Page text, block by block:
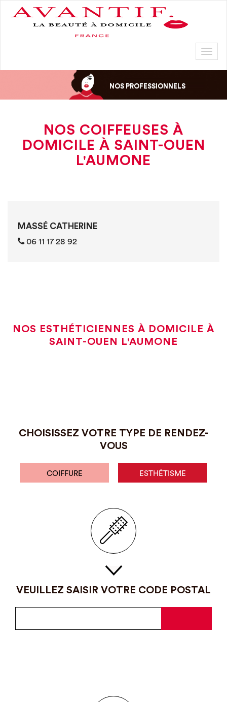
NOS PROFESSIONNELS
NOS COIFFEUSES À
DOMICILE À SAINT-OUEN
L'AUMONE
MASSÉ CATHERINE
06 11 17 28 92
NOS ESTHÉTICIENNES À DOMICILE À
SAINT-OUEN L'AUMONE
CHOISISSEZ VOTRE TYPE DE RENDEZ-
VOUS
COIFFURE ESTHÉTISME
VEUILLEZ SAISIR VOTRE CODE POSTAL